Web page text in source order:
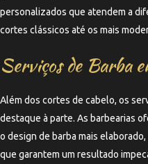
personalizados que atendem a
cortes clássicos até os mais
Serviços de Barba
Além dos cortes de cabelo, os
destaque à parte. As barbearias
o design de barba mais
que garantem um resultado